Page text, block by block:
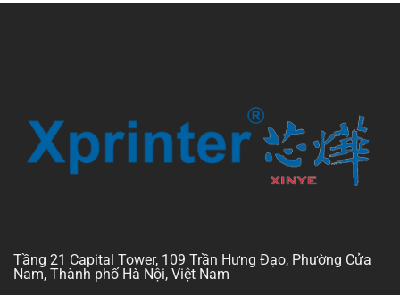
Tầng 21 Capital Tower, 109 Trần Hưng Đạo, Phường Cửa
Nam, Thành phố Hà Nội, Việt Nam